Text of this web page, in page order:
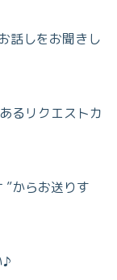
話しをお聞きし
るリクエストカ
”からお送りす
♪